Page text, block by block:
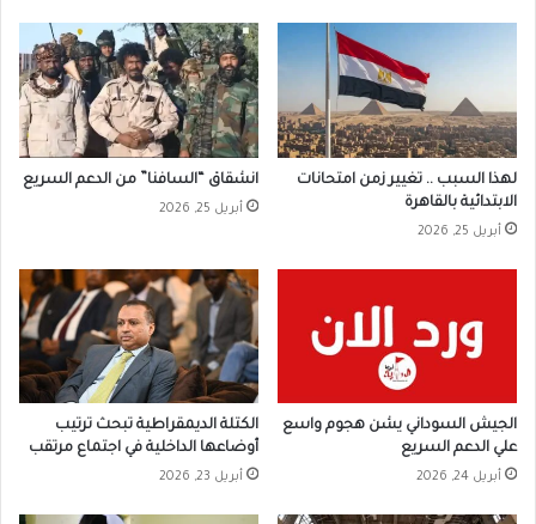
لهذا السبب .. تغيير زمن امتحانات
الابتدائية بالقاهرة
أبريل 25, 2026
انشقاق “السافنا” من الدعم السريع
أبريل 25, 2026
الجيش السوداني يشن هجوم واسع
علي الدعم السريع
أبريل 24, 2026
الكتلة الديمقراطية تبحث ترتيب
أوضاعها الداخلية في اجتماع مرتقب
أبريل 23, 2026